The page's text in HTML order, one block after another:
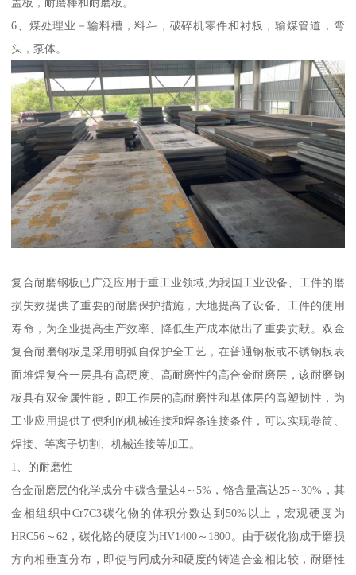
6、煤处理业－输料槽，料斗，破碎机零件和衬板，输煤管道，弯
头，泵体。
复合耐磨钢板已广泛应用于重工业领域,为我国工业设备、工件的磨
损失效提供了重要的耐磨保护措施，大地提高了设备、工件的使用
寿命，为企业提高生产效率、降低生产成本做出了重要贡献。双金
复合耐磨钢板是采用明弧自保护全工艺，在普通钢板或不锈钢板表
面堆焊复合一层具有高硬度、高耐磨性的高合金耐磨层，该耐磨钢
板具有双金属性能，即工作层的高耐磨性和基体层的高塑韧性，为
工业应用提供了便利的机械连接和焊条连接条件，可以实现卷筒、
焊接、等离子切割、机械连接等加工。
1、的耐磨性
合金耐磨层的化学成分中碳含量达4～5%，铬含量高达25～30%，其
金相组织中Cr7C3碳化物的体积分数达到50%以上，宏观硬度为
HRC56～62，碳化铬的硬度为HV1400～1800。由于碳化物成于磨损
方向相垂直分布，即使与同成分和硬度的铸造合金相比较，耐磨性